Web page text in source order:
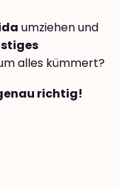
umziehen und
alles kümmert?
richtig!